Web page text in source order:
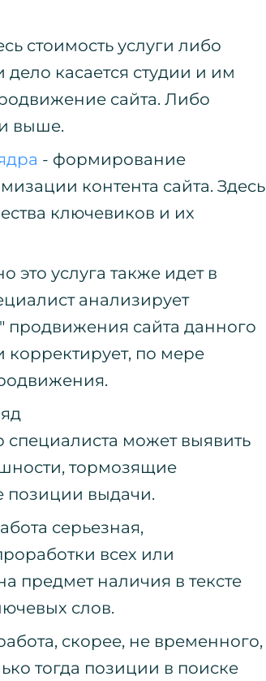
стоимость услуги либо
дело касается студии и им
сайта. Либо
и выше.
- формирование
контента сайта. Здесь
ключевиков и их
услуга также идет в
анализирует
сайта данного
корректирует, по мере
может выявить
тормозящие
позиции выдачи.
серьезная,
всех или
предмет наличия в тексте
слов.
скорее, не временного,
тогда позиции в поиске